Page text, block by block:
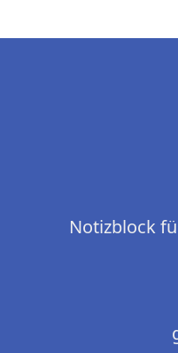
Notizblock